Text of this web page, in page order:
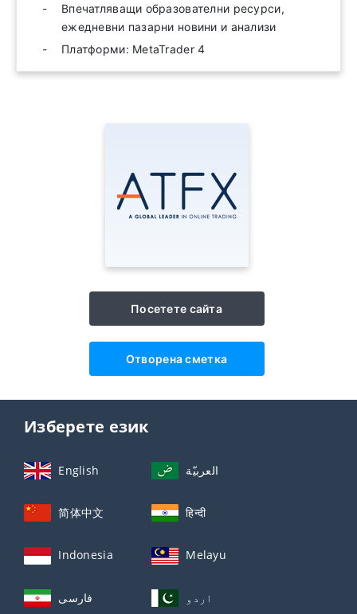
Впечатляващи образователни ресурси,
ежедневни пазарни новини и анализи
Платформи: MetaTrader 4
Посетете сайта
Отворена сметка
Изберете език
English العربيّة
简体中文 हिन्दी
Indonesia Melayu
فارسی اردو